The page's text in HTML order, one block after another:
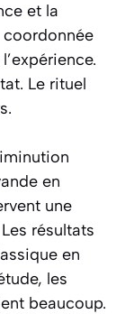
et la
coordonnée
Le rituel
en
une
résultats
en
les
beaucoup.